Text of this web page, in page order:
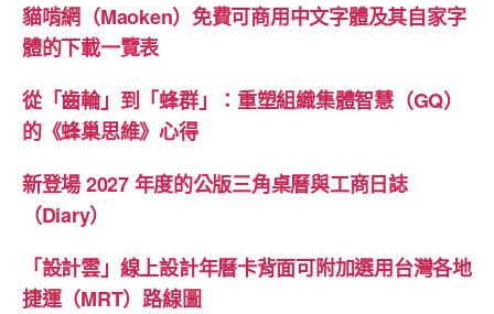
貓啃網（Maoken）免費可商用中文字體及其自家字
體的下載一覽表
從「齒輪」到「蜂群」：重塑組織集體智慧（GQ）
的《蜂巢思維》心得
新登場 2027 年度的公版三角桌曆與工商日誌
（Diary）
「設計雲」線上設計年曆卡背面可附加選用台灣各地
捷運（MRT）路線圖